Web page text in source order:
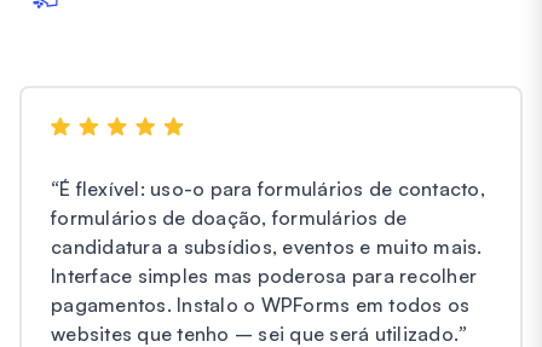
“É flexível: uso-o para formulários de contacto,
formulários de doação, formulários de
candidatura a subsídios, eventos e muito mais.
Interface simples mas poderosa para recolher
pagamentos. Instalo o WPForms em todos os
websites que tenho – sei que será utilizado.”